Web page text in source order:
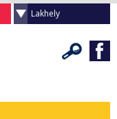
Lakhely